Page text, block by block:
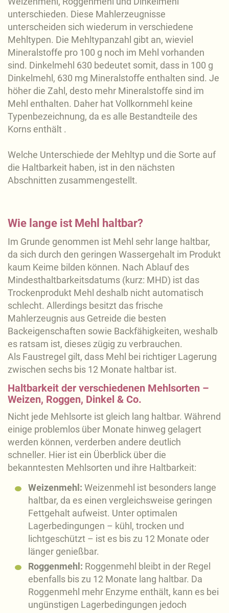
unterschieden. Diese Mahlerzeugnisse
unterscheiden sich wiederum in verschiedene
Mehltypen. Die Mehltypanzahl gibt an, wieviel
Mineralstoffe pro 100 g noch im Mehl vorhanden
sind. Dinkelmehl 630 bedeutet somit, dass in 100 g
Dinkelmehl, 630 mg Mineralstoffe enthalten sind. Je
höher die Zahl, desto mehr Mineralstoffe sind im
Mehl enthalten. Daher hat Vollkornmehl keine
Typenbezeichnung, da es alle Bestandteile des
Korns enthält .
Welche Unterschiede der Mehltyp und die Sorte auf
die Haltbarkeit haben, ist in den nächsten
Abschnitten zusammengestellt.
Wie lange ist Mehl haltbar?
Im Grunde genommen ist Mehl sehr lange haltbar,
da sich durch den geringen Wassergehalt im Produkt
kaum Keime bilden können. Nach Ablauf des
Mindesthaltbarkeitsdatums (kurz: MHD) ist das
Trockenprodukt Mehl deshalb nicht automatisch
schlecht. Allerdings besitzt das frische
Mahlerzeugnis aus Getreide die besten
Backeigenschaften sowie Backfähigkeiten, weshalb
es ratsam ist, dieses zügig zu verbrauchen.
Als Faustregel gilt, dass Mehl bei richtiger Lagerung
zwischen sechs bis 12 Monate haltbar ist.
Haltbarkeit der verschiedenen Mehlsorten –
Weizen, Roggen, Dinkel & Co.
Nicht jede Mehlsorte ist gleich lang haltbar. Während
einige problemlos über Monate hinweg gelagert
werden können, verderben andere deutlich
schneller. Hier ist ein Überblick über die
bekanntesten Mehlsorten und ihre Haltbarkeit:
Weizenmehl: Weizenmehl ist besonders lange
haltbar, da es einen vergleichsweise geringen
Fettgehalt aufweist. Unter optimalen
Lagerbedingungen – kühl, trocken und
lichtgeschützt – ist es bis zu 12 Monate oder
länger genießbar.
Roggenmehl: Roggenmehl bleibt in der Regel
ebenfalls bis zu 12 Monate lang haltbar. Da
Roggenmehl mehr Enzyme enthält, kann es bei
ungünstigen Lagerbedingungen jedoch